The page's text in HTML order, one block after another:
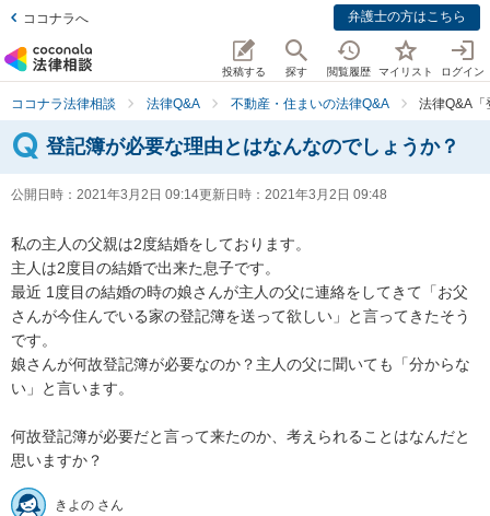
ココナラへ 弁護士の方はこちら
投稿する 探す 閲覧履歴 マイリスト ログイン
ココナラ法律相談 法律Q&A 不動産・住まいの法律Q&A 法律Q&A
登記簿が必要な理由とはなんなのでしょうか？
公開日時： 2021年3月2日 09:14更新日時： 2021年3月2日 09:48
私の主人の父親は2度結婚をしております。
主人は2度目の結婚で出来た息子です。
最近 1度目の結婚の時の娘さんが主人の父に連絡をしてきて「お父
さんが今住んでいる家の登記簿を送って欲しい」と言ってきたそう
です。
娘さんが何故登記簿が必要なのか？主人の父に聞いても「分からな
い」と言います。
何故登記簿が必要だと言って来たのか、考えられることはなんだと
思いますか？
きよの さん